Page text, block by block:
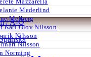
Mederlind
Melberg
Karl Olov Nilsson
Nilsson
Nilsson
Norming
/A-Ö